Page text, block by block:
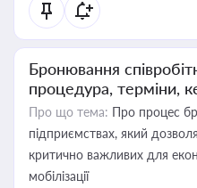
Бронювання
процедура, терміни,
Про що тема: Про процес
підприємствах, який
критично важливих для
мобілізації